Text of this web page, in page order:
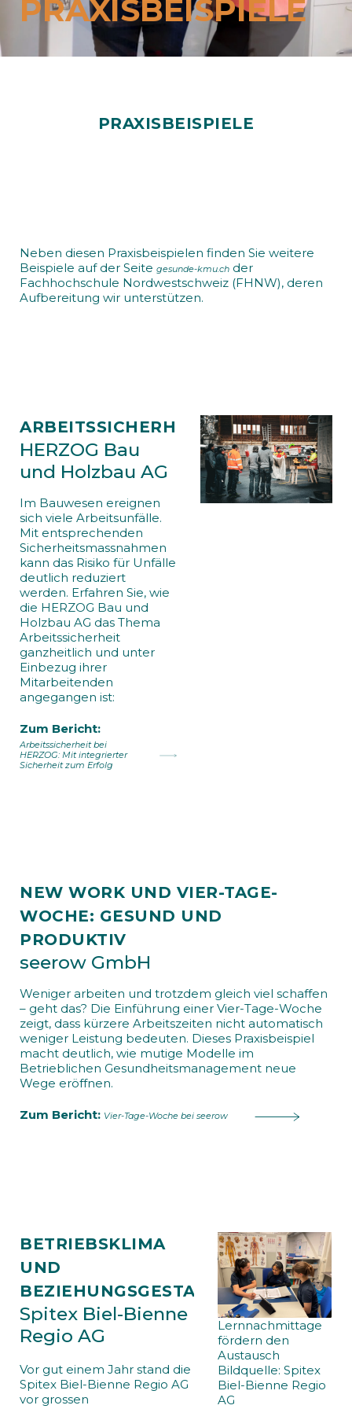
Events
Mitglieder
Ihre Vorteile als Mitglied
Trägerschaft
Vorstand
PRAXISBEISPIELE
PRAXISBEISPIELE
Neben diesen Praxisbeispielen finden Sie weitere
Beispiele auf der Seite gesunde-kmu.ch der
Fachhochschule Nordwestschweiz (FHNW), deren
Aufbereitung wir unterstützen.
ARBEITSSICHERHEIT
HERZOG Bau
und Holzbau AG
Im Bauwesen ereignen
sich viele Arbeitsunfälle.
Mit entsprechenden
Sicherheitsmassnahmen
kann das Risiko für Unfälle
deutlich reduziert
werden. Erfahren Sie, wie
die HERZOG Bau und
Holzbau AG das Thema
Arbeitssicherheit
ganzheitlich und unter
Einbezug ihrer
Mitarbeitenden
angegangen ist:
Zum Bericht:
Arbeitssicherheit bei
HERZOG: Mit integrierter
Sicherheit zum Erfolg
NEW WORK UND VIER-TAGE-
WOCHE: GESUND UND
PRODUKTIV
seerow GmbH
Weniger arbeiten und trotzdem gleich viel schaffen
– geht das? Die Einführung einer Vier-Tage-Woche
zeigt, dass kürzere Arbeitszeiten nicht automatisch
weniger Leistung bedeuten. Dieses Praxisbeispiel
macht deutlich, wie mutige Modelle im
Betrieblichen Gesundheitsmanagement neue
Wege eröffnen.
Zum Bericht: Vier-Tage-Woche bei seerow
Lernnachmittage
fördern den
Austausch
Bildquelle: Spitex
Biel-Bienne Regio
AG
BETRIEBSKLIMA
UND
BEZIEHUNGSGESTALTUNG
Spitex Biel-Bienne
Regio AG
Vor gut einem Jahr stand die
Spitex Biel-Bienne Regio AG
vor grossen